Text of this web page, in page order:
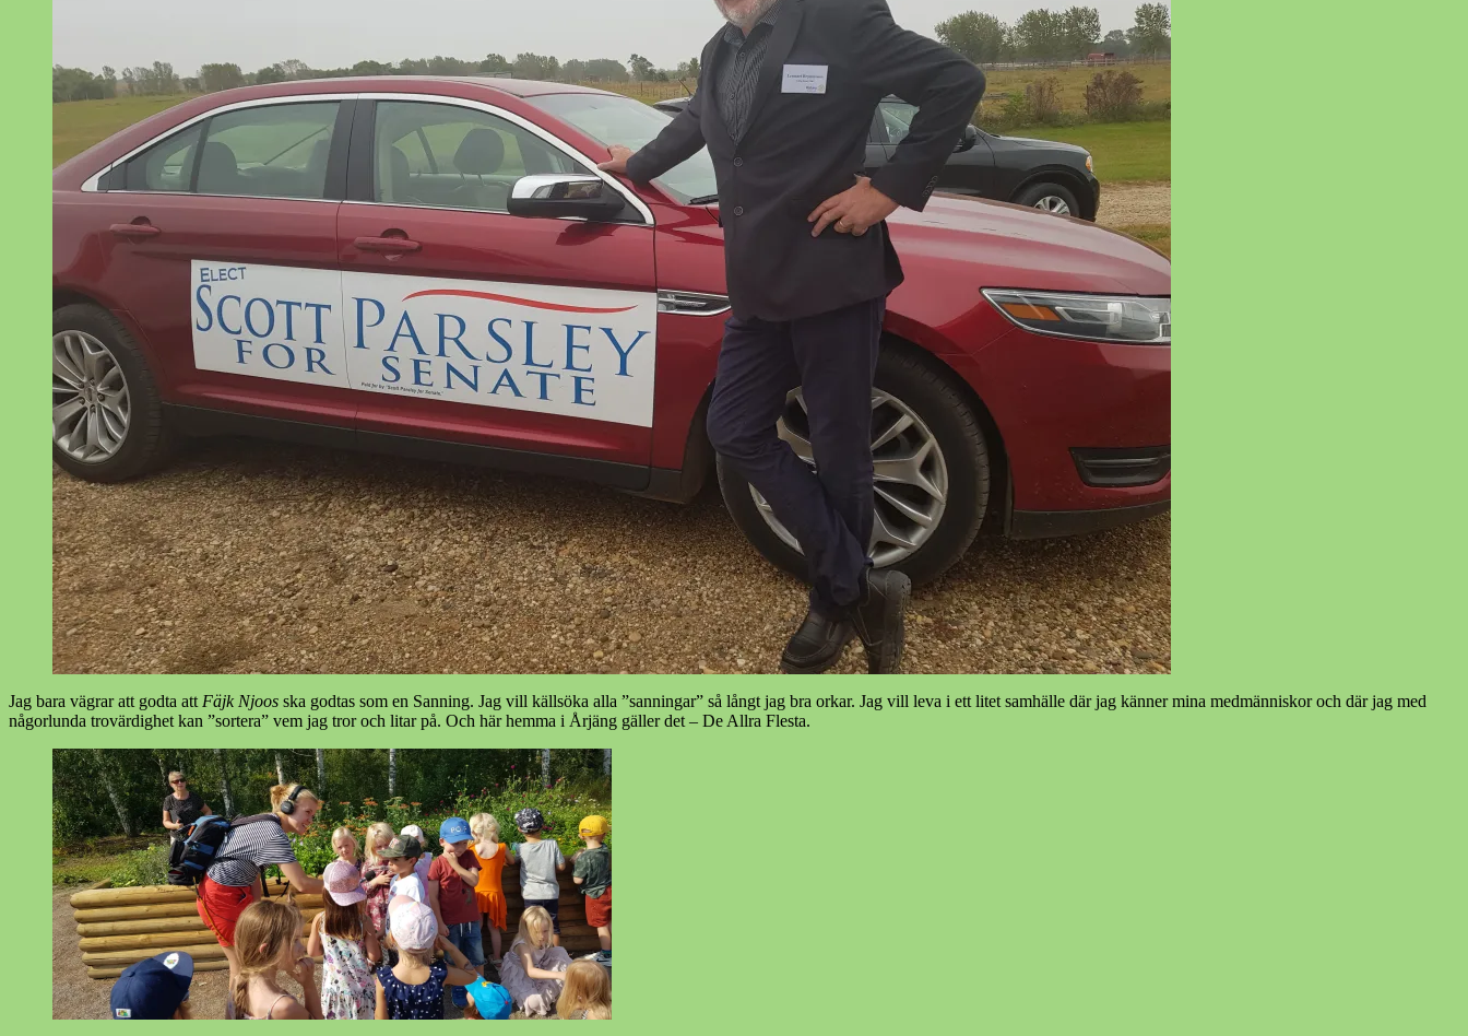
Jag bara vägrar att godta att Fäjk Njoos ska godtas som en Sanning. Jag vill källsöka alla ”sanningar” så långt jag bra orkar. Jag vill leva i ett litet samhälle där jag känner mina medmänniskor och där jag med
någorlunda trovärdighet kan ”sortera” vem jag tror och litar på. Och här hemma i Årjäng gäller det – De Allra Flesta.